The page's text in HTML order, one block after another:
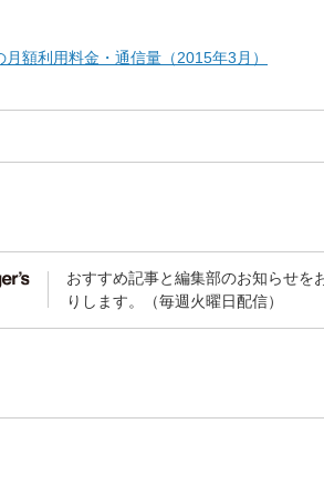
額利用料金・通信量（2015年3月）
おすすめ記事と編集部のお知らせを
りします。（毎週火曜日配信）